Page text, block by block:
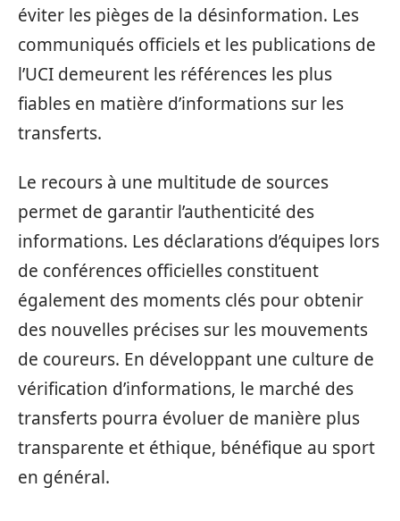
éviter les pièges de la désinformation. Les
communiqués officiels et les publications de
l’UCI demeurent les références les plus
fiables en matière d’informations sur les
transferts.
Le recours à une multitude de sources
permet de garantir l’authenticité des
informations. Les déclarations d’équipes lors
de conférences officielles constituent
également des moments clés pour obtenir
des nouvelles précises sur les mouvements
de coureurs. En développant une culture de
vérification d’informations, le marché des
transferts pourra évoluer de manière plus
transparente et éthique, bénéfique au sport
en général.